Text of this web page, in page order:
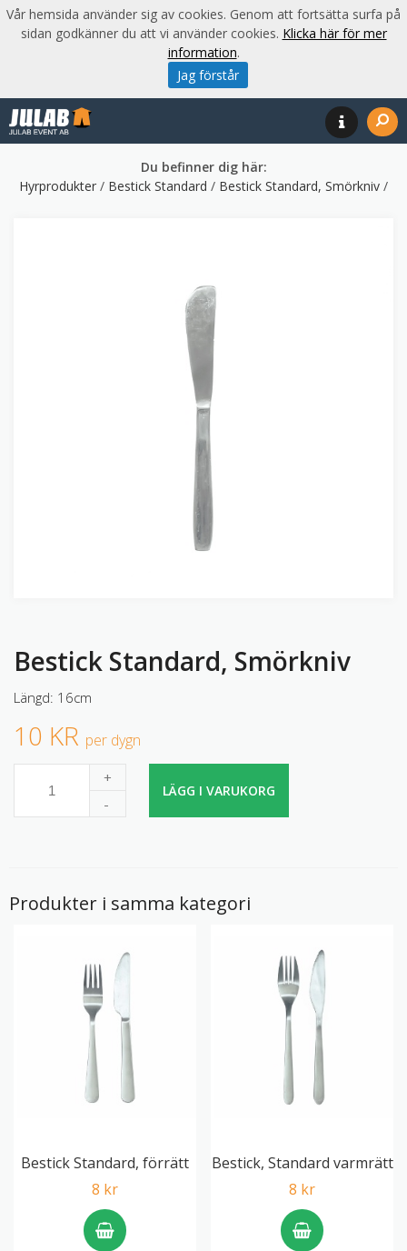
Du befinner dig här:
Hyrprodukter / Bestick Standard / Bestick Standard, Smörkniv /
Bestick Standard, Smörkniv
Längd: 16cm
10 KR per dygn
+
-
LÄGG I VARUKORG
Produkter i samma kategori
Bestick Standard, förrätt
8 kr
Bestick, Standard varmrätt
8 kr
Vår hemsida använder sig av cookies. Genom att fortsätta surfa på
sidan godkänner du att vi använder cookies. Klicka här för mer
information.
Jag förstår